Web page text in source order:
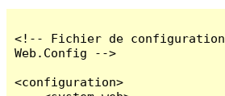
<!-- Fichier de configuration
Web.Config -->
<configuration>